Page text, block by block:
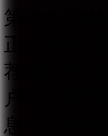
第七条 跟
正当利益或
荐跟帖评论
户不得利
息，干扰跟